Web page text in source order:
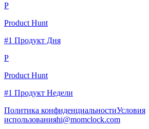
P
Product Hunt
#1 Продукт Дня
P
Product Hunt
#1 Продукт Недели
Политика конфиденциальностиУсловия
использованияhi@momclock.com